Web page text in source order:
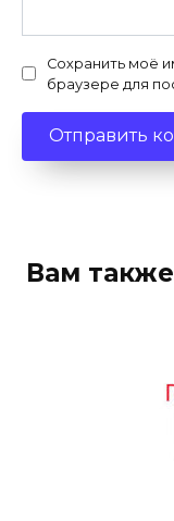
Сохранить моё
браузере для
Вам